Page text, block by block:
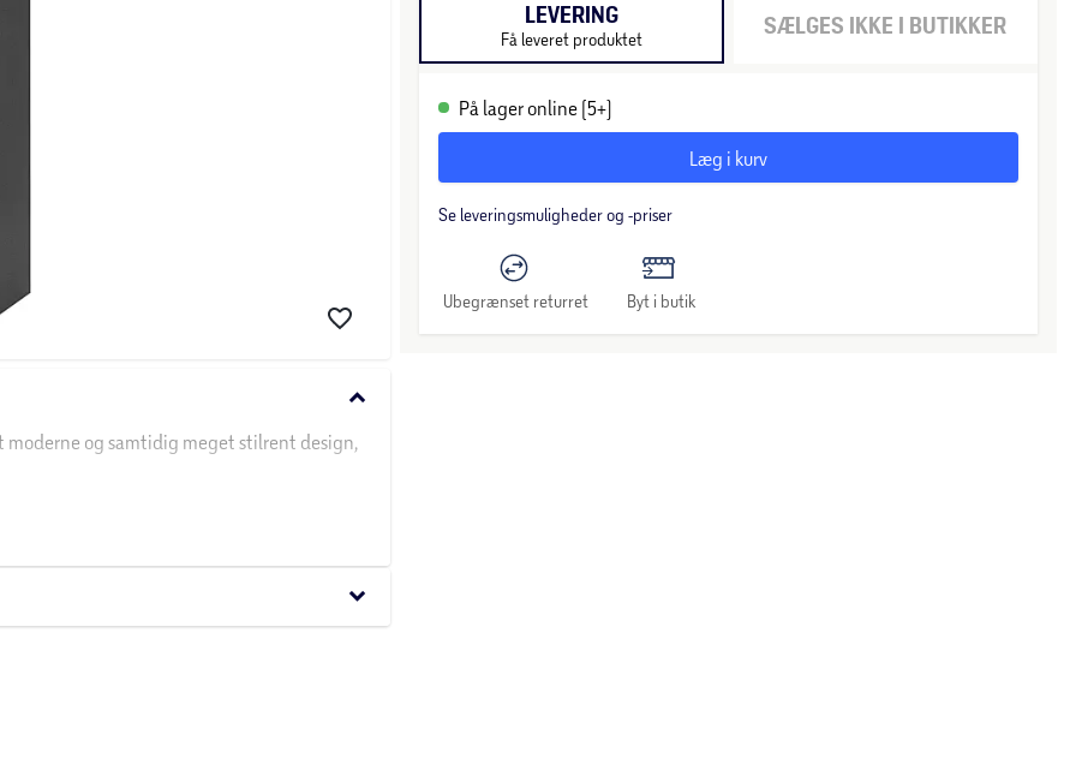
keyboard_arrow_down
moderne og samtidig meget stilrent design,
skuffer med softclose og fuldt udtræk for
ophængningsbeslag som gør det nemt,
keyboard_arrow_down
LEVERING
Få leveret produktet SÆLGES IKKE I BUTIKKER
På lager online (5+)
Læg i kurv
Se leveringsmuligheder og -priser
Ubegrænset returret Byt i butik